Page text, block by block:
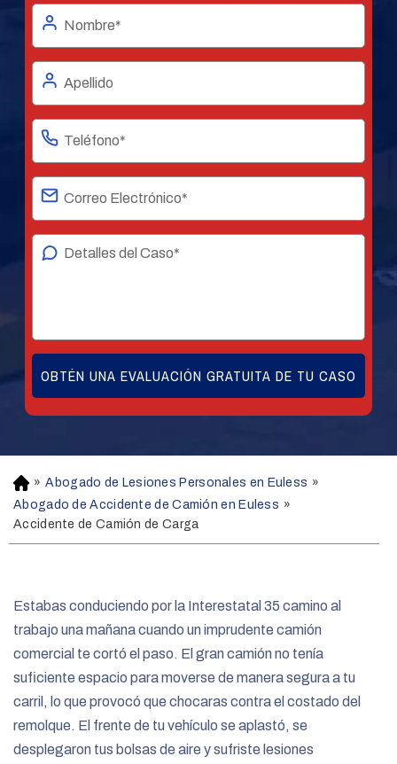
H
o
m
e
» Abogado de Lesiones Personales en Euless »
Abogado de Accidente de Camión en Euless »
Accidente de Camión de Carga
Estabas conduciendo por la Interestatal 35 camino al
trabajo una mañana cuando un imprudente camión
comercial te cortó el paso. El gran camión no tenía
suficiente espacio para moverse de manera segura a tu
carril, lo que provocó que chocaras contra el costado del
remolque. El frente de tu vehículo se aplastó, se
desplegaron tus bolsas de aire y sufriste lesiones